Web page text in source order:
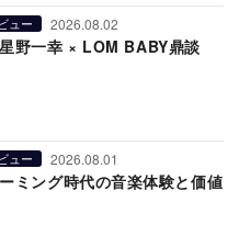
ュー 2026.08.02
野一幸 × LOM BABY鼎談
ュー 2026.08.01
ミング時代の音楽体験と価値